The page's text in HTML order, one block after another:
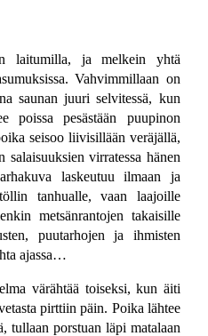
laitumilla, ja melkein yhtä
Vahvimmillaan on
saunan juuri selvitessä, kun
poissa pesästään puupinon
seisoo liivisillään veräjällä,
virratessa hänen
laskeutuu ilmaan ja
tanhualle, vaan laajoille
metsänrantojen takaisille
puutarhojen ja ihmisten
ajassa…
värähtää toiseksi, kun äiti
pirttiin päin. Poika lähtee
tullaan porstuan läpi matalaan